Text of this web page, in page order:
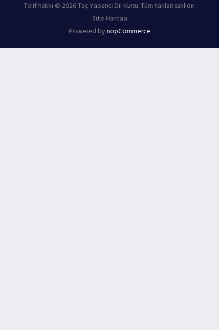
Telif hakkı © 2026 Taç Yabancı Dil Kursu. Tüm hakları saklıdır.
Site Haritası
Powered bynopCommerce